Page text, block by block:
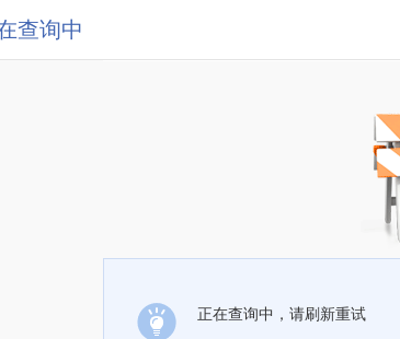
查询中
正在查询中，请刷新重试